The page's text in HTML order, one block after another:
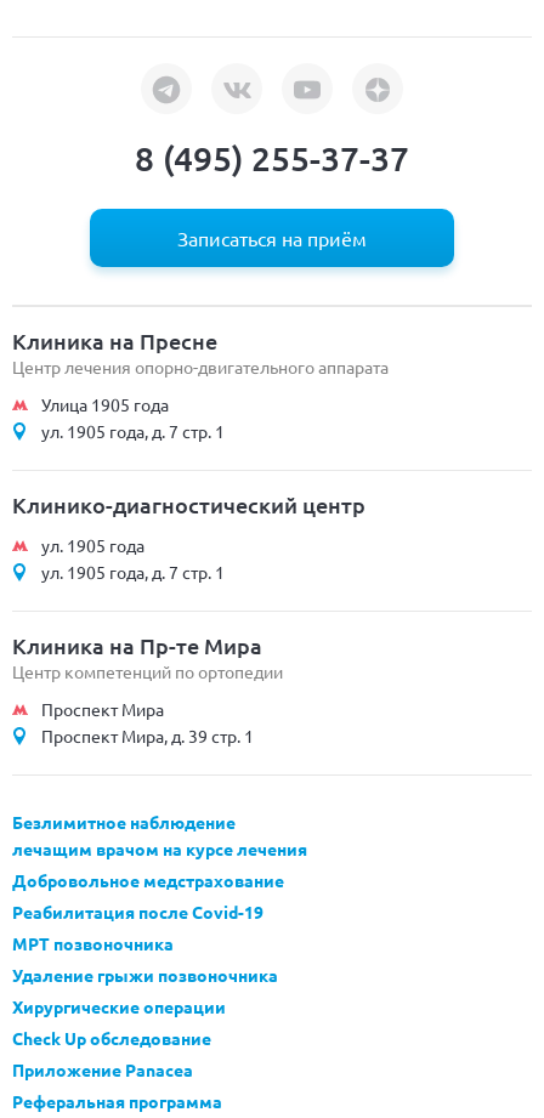
8 (495) 255-37-37
Записаться на приём
Клиника на Пресне
Центр лечения опорно-двигательного аппарата
Улица 1905 года
ул. 1905 года, д. 7 стр. 1
Клинико-диагностический центр
ул. 1905 года
ул. 1905 года, д. 7 стр. 1
Клиника на Пр-те Мира
Центр компетенций по ортопедии
Проспект Мира
Проспект Мира, д. 39 стр. 1
Безлимитное наблюдение
лечащим врачом на курсе лечения
Добровольное медстрахование
Реабилитация после Covid-19
МРТ позвоночника
Удаление грыжи позвоночника
Хирургические операции
Check Up обследование
Приложение Panacea
Реферальная программа